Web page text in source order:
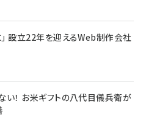
設立22年を迎えるWeb制作会社
！ お米ギフトの八代目儀兵衛が